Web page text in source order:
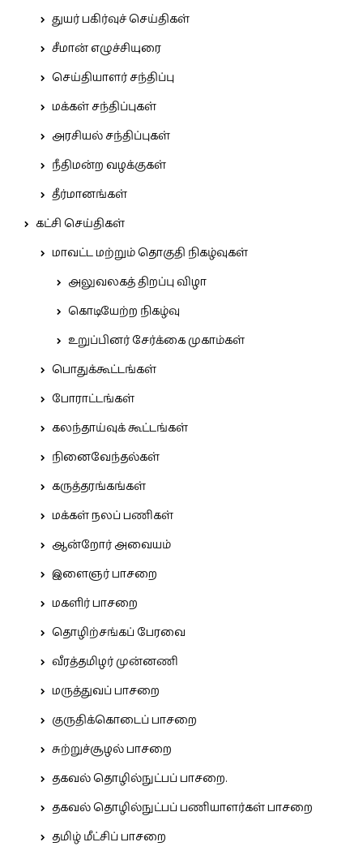
துயர் பகிர்வுச் செய்திகள்
சீமான் எழுச்சியுரை
செய்தியாளர் சந்திப்பு
மக்கள் சந்திப்புகள்
அரசியல் சந்திப்புகள்
நீதிமன்ற வழக்குகள்
தீர்மானங்கள்
கட்சி செய்திகள்
மாவட்ட மற்றும் தொகுதி நிகழ்வுகள்
அலுவலகத் திறப்பு விழா
கொடியேற்ற நிகழ்வு
உறுப்பினர் சேர்க்கை முகாம்கள்
பொதுக்கூட்டங்கள்
போராட்டங்கள்
கலந்தாய்வுக் கூட்டங்கள்
நினைவேந்தல்கள்
கருத்தரங்கங்கள்
மக்கள் நலப் பணிகள்
ஆன்றோர் அவையம்
இளைஞர் பாசறை
மகளிர் பாசறை
தொழிற்சங்கப் பேரவை
வீரத்தமிழர் முன்னணி
மருத்துவப் பாசறை
குருதிக்கொடைப் பாசறை
சுற்றுச்சூழல் பாசறை
தகவல் தொழில்நுட்பப் பாசறை.
தகவல் தொழில்நுட்பப் பணியாளர்கள் பாசறை
தமிழ் மீட்சிப் பாசறை